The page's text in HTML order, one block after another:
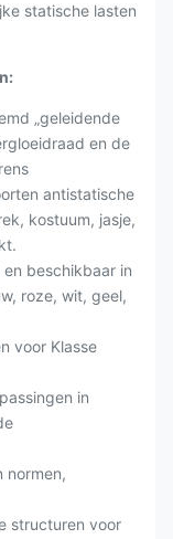
statische lasten
„geleidende
en de
antistatische
kostuum, jasje,
beschikbaar in
roze, wit, geel,
voor Klasse
in
normen,
structuren voor